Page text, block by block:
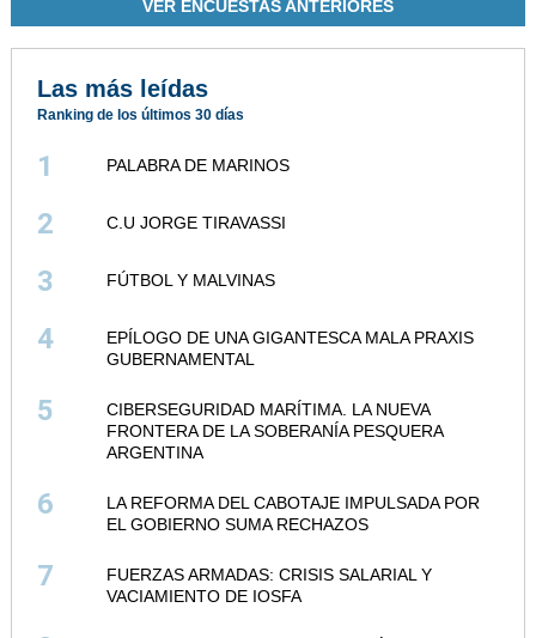
VER ENCUESTAS ANTERIORES
Las más leídas
Ranking de los últimos 30 días
1 PALABRA DE MARINOS
2 C.U JORGE TIRAVASSI
3 FÚTBOL Y MALVINAS
4
EPÍLOGO DE UNA GIGANTESCA MALA PRAXIS
GUBERNAMENTAL
5
CIBERSEGURIDAD MARÍTIMA. LA NUEVA
FRONTERA DE LA SOBERANÍA PESQUERA
ARGENTINA
6
LA REFORMA DEL CABOTAJE IMPULSADA POR
EL GOBIERNO SUMA RECHAZOS
7
FUERZAS ARMADAS: CRISIS SALARIAL Y
VACIAMIENTO DE IOSFA